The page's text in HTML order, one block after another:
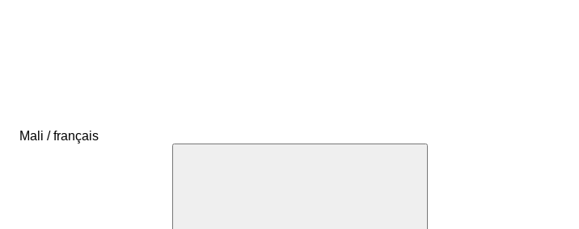
Mali / français